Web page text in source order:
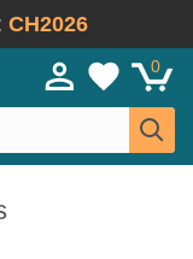
CH2026
0